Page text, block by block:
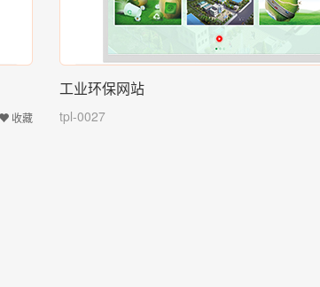
收藏
工业环保网站
tpl-0027